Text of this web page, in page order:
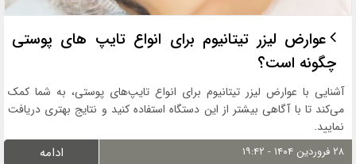
عوارض لیزر تیتانیوم برای انواع تایپ های پوستی
چگونه است؟
آشنایی با عوارض لیزر تیتانیوم برای انواع تایپ‌های پوستی، به شما کمک
می‌کند تا با آگاهی بیشتر از این دستگاه استفاده کنید و نتایج بهتری دریافت
نمایید.
۲۸ فروردین ۱۴۰۴ - ۱۹:۴۲ ادامه